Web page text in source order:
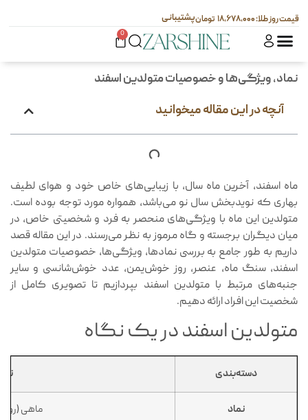
۱۸,۶۷۸,۰۰۰ پشتیبانی
0
نماد، ویژگی‌ها و خصوصیات متولدین اسفند
آنچه در این مقاله میخوانید
ماه اسفند، آخرین ماه سال، با زیبایی‌های خاص خود و هوای لطیف
بهاری که نویدبخش سال نو می‌باشد، همواره مورد توجه بوده است.
متولدین این ماه با ویژگی‌های منحصر به فرد و شخصیتی خاص، در
میان دیگران برجسته و گاه مرموز به نظر می‌رسند. در این مقاله قصد
داریم به طور جامع به بررسی نمادها، ویژگی‌ها، خصوصیات متولدین
اسفند، سنگ ماه، عنصر، روز خوش‌یمن، عدد خوش‌شانسی و سایر
جنبه‌های مرتبط با متولدین اسفند بپردازیم تا تصویری کامل از
شخصیت این افراد ارائه دهیم.
متولدین اسفند در یک نگاه
دسته‌بندی
نماد ماهی